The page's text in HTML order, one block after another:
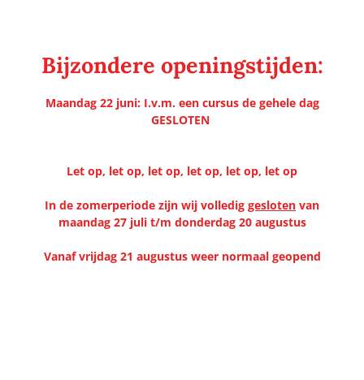
Bijzondere openingstijden:
Maandag 22 juni: I.v.m. een cursus de gehele dag
GESLOTEN
Let op, let op, let op, let op, let op, let op
In de zomerperiode zijn wij volledig gesloten van
maandag 27 juli t/m donderdag 20 augustus
Vanaf vrijdag 21 augustus weer normaal geopend